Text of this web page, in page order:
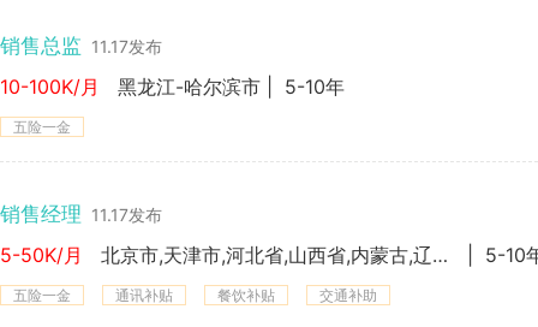
销售总监 11.17发布
10-100K/月 黑龙江-哈尔滨市 5-10年
五险一金
销售经理 11.17发布
5-50K/月 北京市,天津市,河北省,山西省,内蒙古,辽宁省,吉林省,黑龙江,上海市,江苏省,浙江省,安徽省,福建省,江西省,山东省,河南省,湖北省,湖南省,广东省,广西省,海南省,重庆市,四川省,贵州省,云南省,西 藏,陕西省,甘肃省,青海省,新 疆-北京市,天津市,石家庄市,太原市,呼和浩特市,沈阳市,长春市,哈尔滨市,上海市,南京市,杭州市,合肥市,福州市,南昌市,济南市,郑州市,武汉市,长沙市,广州市,南宁市,海口市,重庆市,成都市,贵阳市,昆明市,拉萨市,西安市,兰州市,西宁市,乌鲁木齐市 5-10
五险一金 通讯补贴 餐饮补贴 交通补助